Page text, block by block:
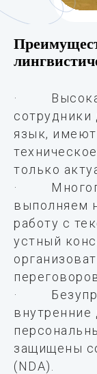
· Высокая
сотрудники
язык,
только
·
выполняем
работу с
устный
·
внутренние
защищены
(NDA).